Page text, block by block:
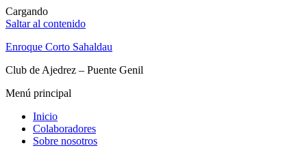
Cargando
Saltar al contenido
Enroque Corto Sahaldau
Club de Ajedrez – Puente Genil
Menú principal
Inicio
Colaboradores
Sobre nosotros